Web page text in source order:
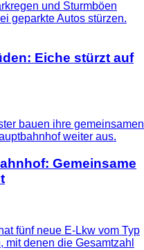
Eiche stürzt auf
Gemeinsame